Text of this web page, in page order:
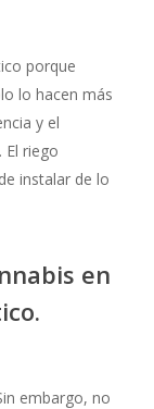
porque
lo hacen más
y el
riego
instalar de lo
en
embargo, no